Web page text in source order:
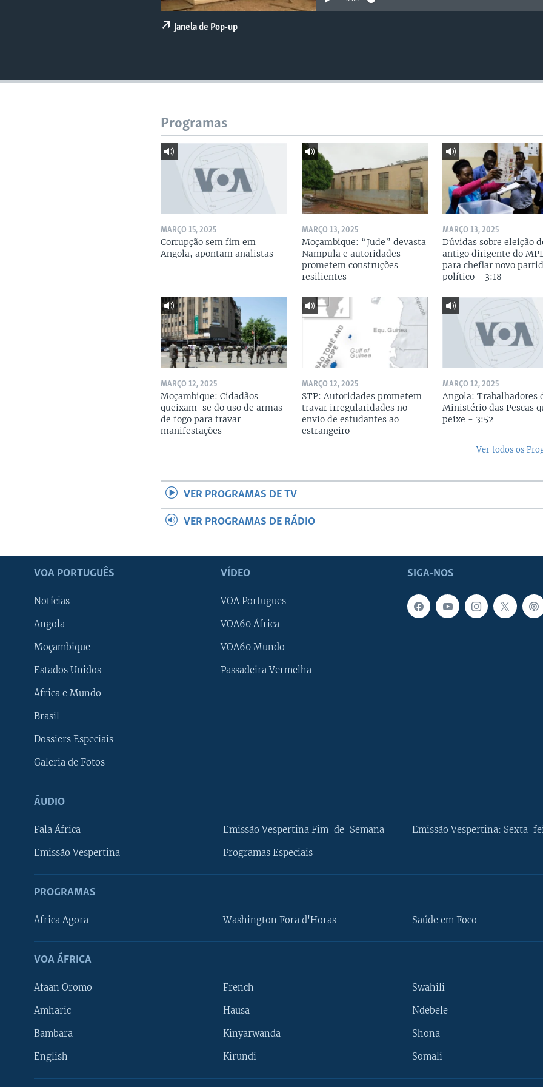
Janela de Pop-up
Programas
MARÇO 15, 2025
Corrupção sem fim em
Angola, apontam analistas
MARÇO 13, 2025
Moçambique: “Jude” devasta
Nampula e autoridades
prometem construções
resilientes
MARÇO 13, 2025
Dúvidas sobre eleição
antigo dirigente do
para chefiar novo
político - 3:18
MARÇO 12, 2025
Moçambique: Cidadãos
queixam-se do uso de armas
de fogo para travar
manifestações
MARÇO 12, 2025
STP: Autoridades prometem
travar irregularidades no
envio de estudantes ao
estrangeiro
MARÇO 12, 2025
Angola: Trabalhadores
Ministério das Pescas
peixe - 3:52
Ver todos os
VER PROGRAMAS DE TV
VER PROGRAMAS DE RÁDIO
SIGA-NOS
VOA PORTUGUÊS
Notícias
Angola
Moçambique
Estados Unidos
África e Mundo
Brasil
Dossiers Especiais
Galeria de Fotos
VÍDEO
VOA Portugues
VOA60 África
VOA60 Mundo
Passadeira Vermelha
ÁUDIO
Fala África
Emissão Vespertina
Emissão Vespertina Fim-de-Semana
Programas Especiais
Emissão Vespertina: Sexta-
PROGRAMAS
África Agora Washington Fora d'Horas Saúde em Foco
VOA ÁFRICA
Afaan Oromo
Amharic
Bambara
English
French
Hausa
Kinyarwanda
Kirundi
Swahili
Ndebele
Shona
Somali